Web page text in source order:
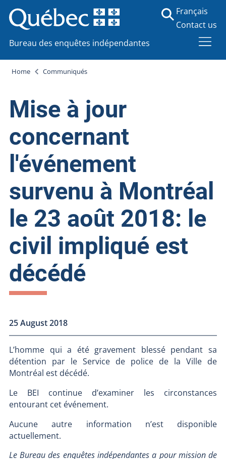
Bureau des enquêtes indépendantes
Français
Contact us
Home Communiqués
Mise à jour
concernant
l'événement
survenu à Montréal
le 23 août 2018: le
civil impliqué est
décédé
25 August 2018
L’homme qui a été gravement blessé pendant sa
détention par le Service de police de la Ville de
Montréal est décédé.
Le BEI continue d’examiner les circonstances
entourant cet événement.
Aucune autre information n’est disponible
actuellement.
Le Bureau des enquêtes indépendantes a pour mission de